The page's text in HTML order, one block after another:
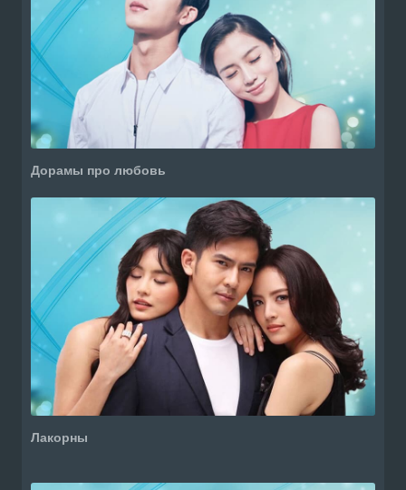
Дорамы про любовь
Лакорны